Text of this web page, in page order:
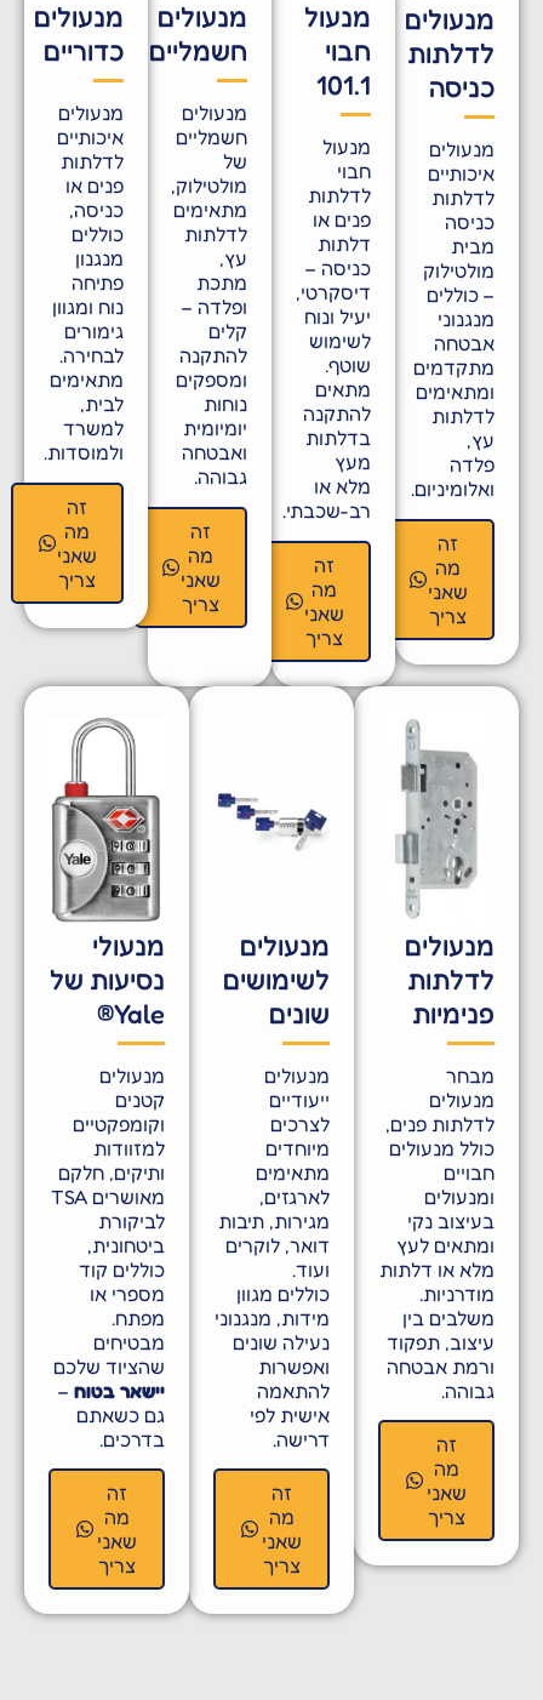
מנעולים
לדלתות
כניסה
מנעולים
איכותיים
לדלתות
כניסה
מבית
מולטילוק
– כוללים
מנגנוני
אבטחה
מתקדמים
ומתאימים
לדלתות
עץ,
פלדה
ואלומיניום.
זה
מה
שאני
צריך
מנעול
חבוי
101.1
מנעול
חבוי
לדלתות
פנים או
דלתות
כניסה –
דיסקרטי,
יעיל ונוח
לשימוש
שוטף.
מתאים
להתקנה
בדלתות
מעץ
מלא או
רב-שכבתי.
זה
מה
שאני
צריך
מנעולים
חשמליים
מנעולים
חשמליים
של
מולטילוק,
מתאימים
לדלתות
עץ,
מתכת
ופלדה –
קלים
להתקנה
ומספקים
נוחות
יומיומית
ואבטחה
גבוהה.
זה
מה
שאני
צריך
מנעולים
כדוריים
מנעולים
איכותיים
לדלתות
פנים או
כניסה,
כוללים
מנגנון
פתיחה
נוח ומגוון
גימורים
לבחירה.
מתאימים
לבית,
למשרד
ולמוסדות.
זה
מה
שאני
צריך
מנעולים
לדלתות
פנימיות
מבחר
מנעולים
לדלתות פנים,
כולל מנעולים
חבויים
ומנעולים
בעיצוב נקי
ומתאים לעץ
מלא או דלתות
מודרניות.
משלבים בין
עיצוב, תפקוד
ורמת אבטחה
גבוהה.
זה
מה
שאני
צריך
מנעולים
לשימושים
שונים
מנעולים
ייעודיים
לצרכים
מיוחדים
מתאימים
לארגזים,
מגירות, תיבות
דואר, לוקרים
ועוד.
כוללים מגוון
מידות, מנגנוני
נעילה שונים
ואפשרות
להתאמה
אישית לפי
דרישה.
זה
מה
שאני
צריך
מנעולי
נסיעות של
Yale®
מנעולים
קטנים
וקומפקטיים
למזוודות
ותיקים, חלקם
מאושרים TSA
לביקורת
ביטחונית,
כוללים קוד
מספרי או
מפתח.
מבטיחים
שהציוד שלכם
יישאר בטוח –
גם כשאתם
בדרכים.​
זה
מה
שאני
צריך